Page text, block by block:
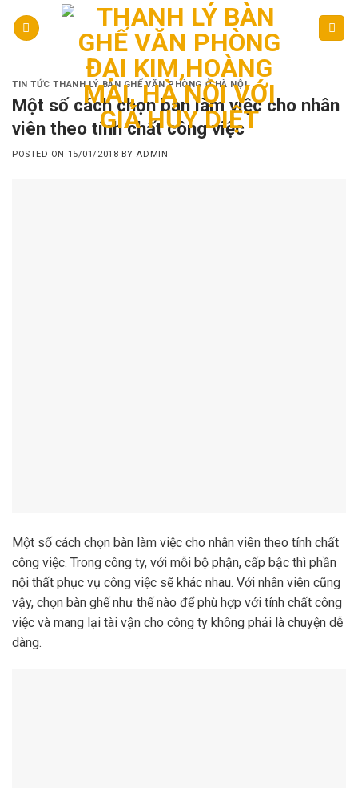
TIN TỨC THANH LÝ BÀN GHẾ VĂN PHÒNG Ở HÀ NỘI
Một số cách chọn bàn làm việc cho nhân
viên theo tính chất công việc
POSTED ON 15/01/2018 BYADMIN
Một số cách chọn bàn làm việc cho nhân viên theo tính chất
công việc. Trong công ty, với mỗi bộ phận, cấp bậc thì phần
nội thất phục vụ công việc sẽ khác nhau. Với nhân viên cũng
vậy, chọn bàn ghế như thế nào để phù hợp với tính chất công
việc và mang lại tài vận cho công ty không phải là chuyện dễ
dàng.